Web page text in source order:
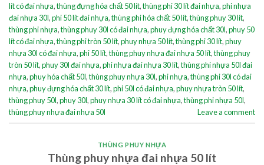
lít có đai nhựa,thùng đựng hóa chất 50 lít,thùng phi 30 lít đai nhựa,phi nhựa
đai nhựa 30l,phi 50 lít đai nhựa,thùng phi hóa chất 50 lít,thùng phuy 30 lít,
thùng phi nhựa,thùng phuy 30l có đai nhựa,phuy đựng hóa chất 30l,phuy 50
lít có đai nhựa,thùng phi tròn 50 lít,phuy nhựa 50 lít,thùng phi 30 lít,phuy
nhựa 30l có đai nhựa,phi 50 lít,thùng phuy nhựa đai nhựa 50 lít,thùng phuy
tròn 50 lít,phuy 30l đai nhựa,phi nhựa đai nhựa 30 lít,thùng phi nhựa 50l đai
nhựa,phuy hóa chất 50l,thùng phuy nhựa 30l,phi nhựa,thùng phi 30l có đai
nhựa,phuy đựng hóa chất 30 lít,phi 50l có đai nhựa,phuy nhựa tròn 50 lít,
thùng phuy 50l,phuy 30l,phuy nhựa 30 lít có đai nhựa,thùng phi nhựa 50l,
thùng phuy nhựa đai nhựa 50l
Leave a comment
THÙNG PHUY NHỰA
Thùng phuy nhựa đai nhựa 50 lít